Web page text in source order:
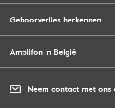
Gehoorverlies herkennen
Amplifon in België
Neem contact met ons